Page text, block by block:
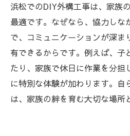
浜松外構工事で叶え
ンジ
浜松外構工事の工夫
る
浜松市で実現するコスト
浜松外構工事でコスト
浜松でのDIY外構工事は、家族
最適です。なぜなら、協力しな
で、コミュニケーションが深ま
有できるからです。例えば、子
たり、家族で休日に作業を分担
に特別な体験が加わります。自
は、家族の絆を育む大切な場所